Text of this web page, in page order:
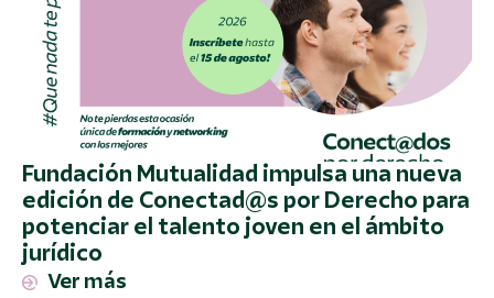
Fundación Mutualidad impulsa una nueva
edición de Conectad@s por Derecho para
potenciar el talento joven en el ámbito
jurídico
Ver más